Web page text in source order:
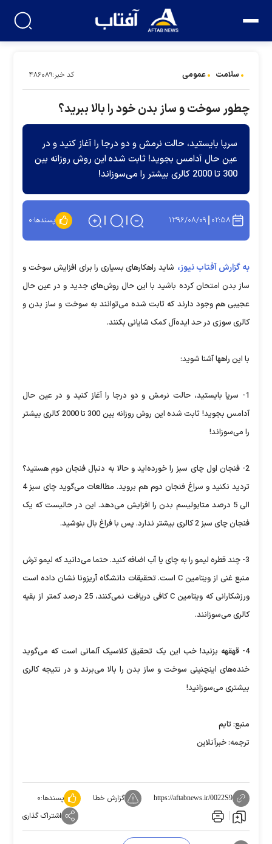
سلامت عمومی کد خبر:۴۸۶۰۸۹
چطور سوخت و ساز بدن خود را بالا ببرید؟
سرپا بایستید، حالت نرمش و دو درجا را آغاز کنید و در
عین حال آدامس بجوید! ثابت شده این روش روزانه بین
300 تا 2000 کالری بیشتر را می‌سوزاند!
۰۲:۵۸ ۱۳۹۶/۰۸/۰۹ پسندها:۰
به گزارش آفتاب نیوز، شاید راهکارهای بسیاری را برای افزایش سوخت و
ساز بدن امتحان کرده باشید با این حال روش‌های جدید و در عین حال
عجیبی هم وجود دارند که ثابت شده می‌توانند به سوخت و ساز بدن و
کالری سوزی در حد ایده‌آل کمک شایانی بکنند.
با این راهها آشنا شوید:
1- سرپا بایستید، حالت نرمش و دو درجا را آغاز کنید و در عین حال
آدامس بجوید! ثابت شده این روش روزانه بین 300 تا 2000 کالری بیشتر
را می‌سوزاند!
2- فنجان اول چای سبز را خورده‌اید و حالا به دنبال فنجان دوم هستید؟
تردید نکنید و سراغ فنجان دوم هم بروید. مطالعات می‌گوید چای سبز 4
الی 5 درصد متابولیسم بدن را افزایش می‌دهد. این در حالیست که یک
فنجان چای سبز 2 کالری بیشتر ندارد. پس با فراغ بال بنوشید.
3- چند قطره لیمو را به چای یا آب اضافه کنید. حتما می‌دانید که لیمو ترش
منبع غنی از ویتامین C است. تحقیقات دانشگاه آریزونا نشان داده است
ورزشکارانی که ویتامین C کافی دریافت نمی‌کنند، 25 درصد کمتر از بقیه
کالری می‌سوزانند.
4- قهقهه بزنید! خب این یک تحقیق کلاسیک آلمانی است که می‌گوید
خنده‌های اینچنینی سوخت و ساز بدن را بالا می‌برند و در نتیجه کالری
بیشتری می‌سوزانید!
منبع: تایم
ترجمه: خبرآنلاین
https://aftabnews.ir/0022S9 گزارش خطا پسندها:۰
اشتراک گذاری